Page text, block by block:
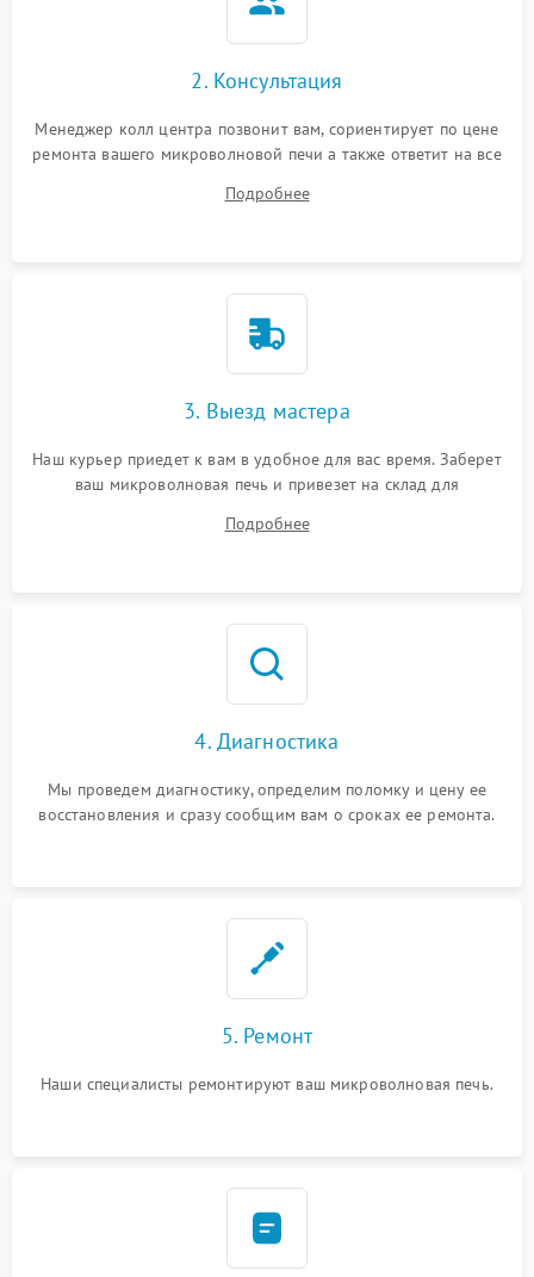
2. Консультация
Менеджер колл центра позвонит вам, сориентирует по цене
ремонта вашего микроволновой печи а также ответит на все
Подробнее
3. Выезд мастера
Наш курьер приедет к вам в удобное для вас время. Заберет
ваш микроволновая печь и привезет на склад для
Подробнее
4. Диагностика
Мы проведем диагностику, определим поломку и цену ее
восстановления и сразу сообщим вам о сроках ее ремонта.
5. Ремонт
Наши специалисты ремонтируют ваш микроволновая печь.